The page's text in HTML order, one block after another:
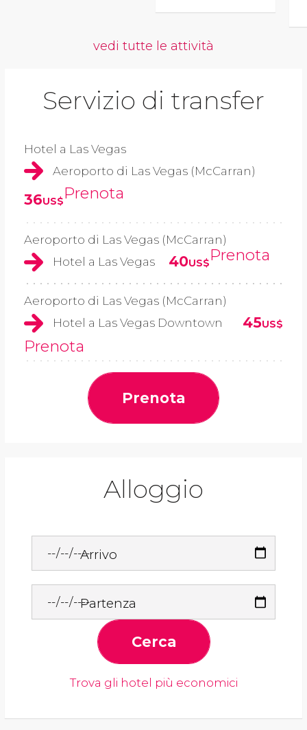
vedi tutte le attività
Servizio di transfer
Hotel a Las Vegas
Aeroporto di Las Vegas (McCarran)
36US$Prenota
Aeroporto di Las Vegas (McCarran)
Hotel a Las Vegas
40US$Prenota
Aeroporto di Las Vegas (McCarran)
Hotel a Las Vegas Downtown
45US$
Prenota
Prenota
Alloggio
Arrivo
Partenza
Cerca
Trova gli hotel più economici